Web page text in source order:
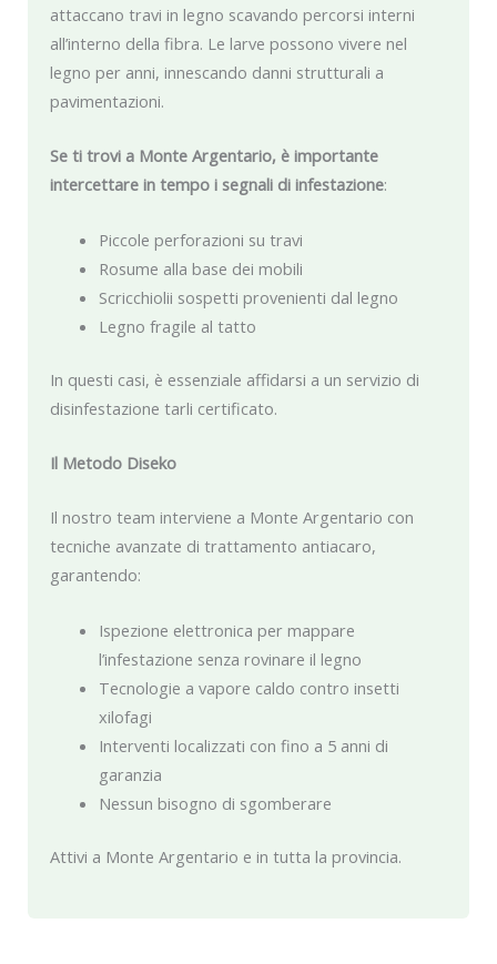
attaccano travi in legno scavando percorsi interni
all’interno della fibra. Le larve possono vivere nel
legno per anni, innescando danni strutturali a
pavimentazioni.
Se ti trovi a Monte Argentario, è importante
intercettare in tempo i segnali di infestazione:
Piccole perforazioni su travi
Rosume alla base dei mobili
Scricchiolii sospetti provenienti dal legno
Legno fragile al tatto
In questi casi, è essenziale affidarsi a un servizio di
disinfestazione tarli certificato.
Il Metodo Diseko
Il nostro team interviene a Monte Argentario con
tecniche avanzate di trattamento antiacaro,
garantendo:
Ispezione elettronica per mappare
l’infestazione senza rovinare il legno
Tecnologie a vapore caldo contro insetti
xilofagi
Interventi localizzati con fino a 5 anni di
garanzia
Nessun bisogno di sgomberare
Attivi a Monte Argentario e in tutta la provincia.